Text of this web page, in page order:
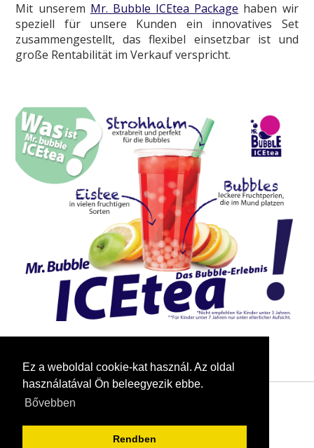
Ez a weboldal cookie-kat használ. Az oldal
használatával Ön beleegyezik ebbe.
Bővebben
Rendben
Mit unserem Mr. Bubble ICEtea Package haben wir
speziell für unsere Kunden ein innovatives Set
zusammengestellt, das flexibel einsetzbar ist und
große Rentabilität im Verkauf verspricht.
Hunroyal kft. © 2019